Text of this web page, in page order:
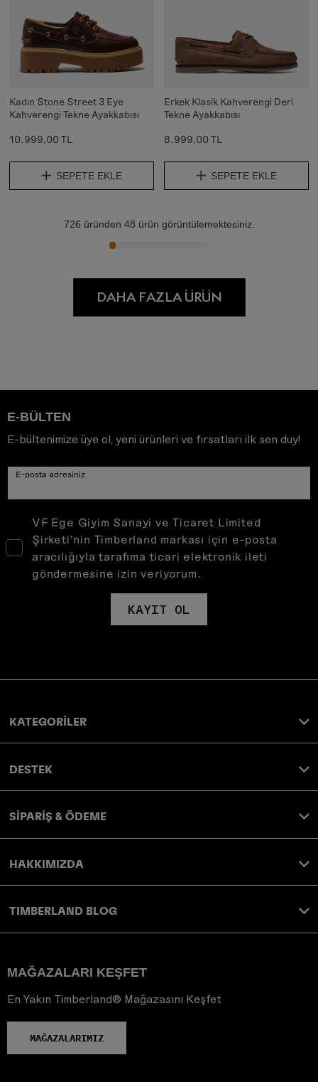
Kadın Stone Street 3 Eye
Kahverengi Tekne Ayakkabısı
10.999,00 TL
SEPETE EKLE
Erkek Klasik Kahverengi Deri
Tekne Ayakkabısı
8.999,00 TL
SEPETE EKLE
726 üründen 48 ürün görüntülemektesiniz.
DAHA FAZLA ÜRÜN
E-BÜLTEN
E-bültenimize üye ol, yeni ürünleri ve fırsatları ilk sen duy!
E-posta adresiniz
VF Ege Giyim Sanayi ve Ticaret Limited
Şirketi’nin Timberland markası için e-posta
aracılığıyla tarafıma ticari elektronik ileti
göndermesine izin veriyorum.
KAYIT OL
KATEGORİLER
DESTEK
SİPARİŞ & ÖDEME
HAKKIMIZDA
TIMBERLAND BLOG
MAĞAZALARI KEŞFET
En Yakın Timberland® Mağazasını Keşfet
MAĞAZALARIMIZ